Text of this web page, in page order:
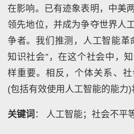
在影响。已有迹象表明，中美
领先地位，并成为争夺世界人
争者。我们推测，人工智能革
知识社会”，在这个社会中，
样重要。相反，个体关系、
(包括有效使用人工智能的能力)
关键词 ： 人工智能；社会不平